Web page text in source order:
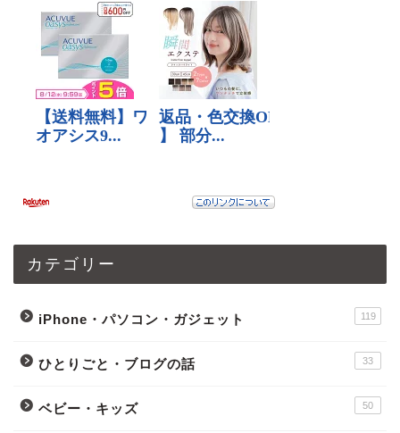
カテゴリー
iPhone・パソコン・ガジェット 119
ひとりごと・ブログの話 33
ベビー・キッズ 50